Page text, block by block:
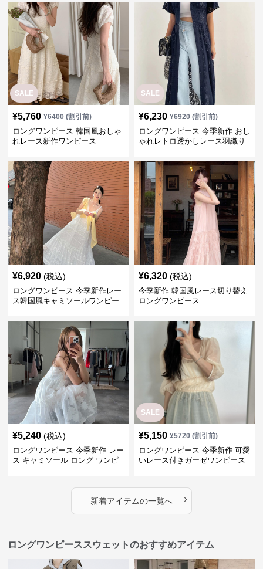
SALE
¥5,760 ¥6400(割引前)
ロングワンピース 韓国風おしゃ
れレース新作ワンピース
SALE
¥6,230 ¥6920(割引前)
ロングワンピース 今季新作 おし
ゃれレトロ透かしレース羽織り
¥6,920 (税込)
ロングワンピース 今季新作レー
ス韓国風キャミソールワンピー
¥6,320 (税込)
今季新作 韓国風レース切り替え
ロングワンピース
¥5,240 (税込)
ロングワンピース 今季新作 レー
ス キャミソール ロング ワンピ
SALE
¥5,150 ¥5720(割引前)
ロングワンピース 今季新作 可愛
いレース付きガーゼワンピース
新着アイテムの一覧へ ›
ロングワンピーススウェットのおすすめアイテム